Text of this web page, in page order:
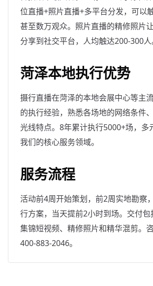
位直播+照片直播+多平台分发，可以
甚至数万观众。照片直播的精修照片
分享到社交平台，人均触达200-300人
菏泽本地执行优势
摄行直播在菏泽的本地会展中心等主
的执行经验，熟悉各场地的网络条件
光线特点。8年累计执行5000+场，多
我们的核心服务领域。
服务流程
活动前4周开始策划，前2周实地勘察
行方案，当天提前2小时到场。交付包
集锦短视频、精修照片和精华混剪。咨
400-883-2046。